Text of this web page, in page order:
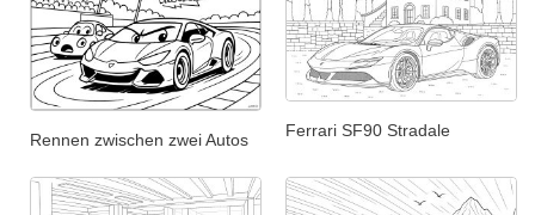
Rennen zwischen zwei Autos Ferrari SF90 Stradale